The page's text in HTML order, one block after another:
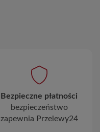
Bezpieczne płatności
bezpieczeństwo
zapewnia Przelewy24